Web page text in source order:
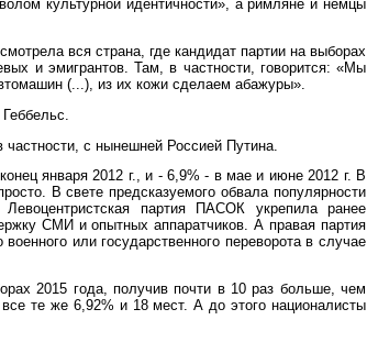
культурной идентичности», а римляне и немцы
вся страна, где кандидат партии на выборах
и эмигрантов. Там, в частности, говорится: «Мы
(...), из их кожи сделаем абажуры».
с нынешней Россией Путина.
января 2012 г., и - 6,9% - в мае и июне 2012 г. В
В свете предсказуемого обвала популярности
партия ПАСОК укрепила ранее
СМИ и опытных аппаратчиков. А правая партия
или государственного переворота в случае
2015 года, получив почти в 10 раз больше, чем
те же 6,92% и 18 мест. А до этого националисты